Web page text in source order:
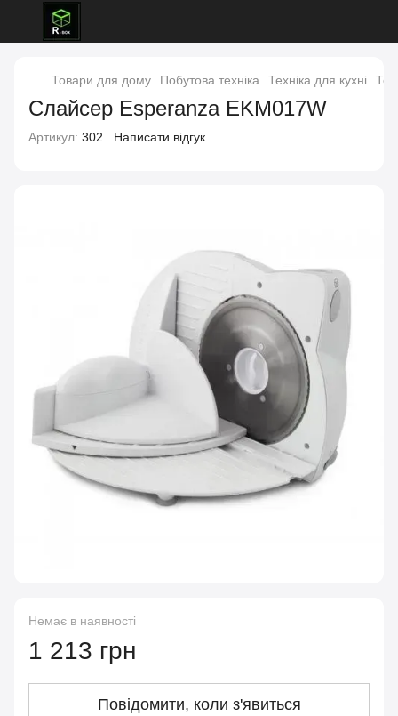
Товари для дому Побутова техніка Техніка для кухні
Слайсер Esperanza EKM017W
Артикул: 302 Написати відгук
Немає в наявності
1 213 грн
Повідомити, коли з'явиться